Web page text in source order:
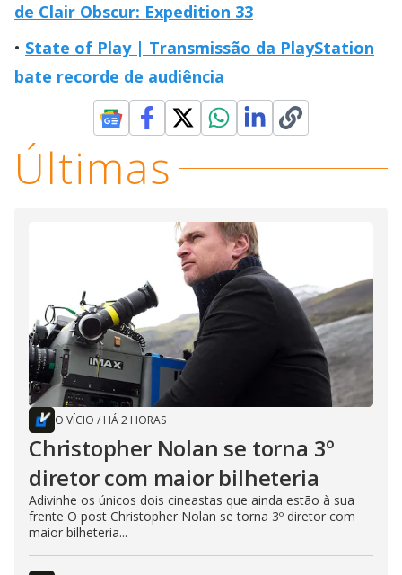
de Clair Obscur: Expedition 33
State of Play | Transmissão da PlayStation
bate recorde de audiência
Últimas
O VÍCIO / HÁ 2 HORAS
Christopher Nolan se torna 3º
diretor com maior bilheteria
Adivinhe os únicos dois cineastas que ainda estão à sua
frente O post Christopher Nolan se torna 3º diretor com
maior bilheteria...